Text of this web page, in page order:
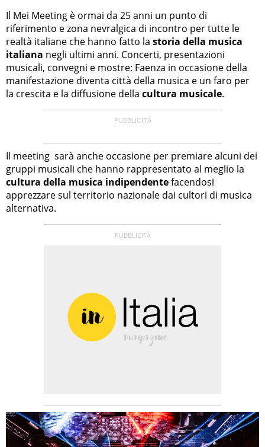
Il Mei Meeting è ormai da 25 anni un punto di
riferimento e zona nevralgica di incontro per tutte le
realtà italiane che hanno fatto la storia della musica
italiana negli ultimi anni. Concerti, presentazioni
musicali, convegni e mostre: Faenza in occasione della
manifestazione diventa città della musica e un faro per
la crescita e la diffusione della cultura musicale.
Il meeting sarà anche occasione per premiare alcuni dei
gruppi musicali che hanno rappresentato al meglio la
cultura della musica indipendentefacendosi
apprezzare sul territorio nazionale dai cultori di musica
alternativa.